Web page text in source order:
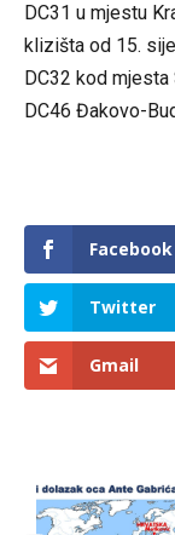
DC31 u mjestu
klizišta od 15.
DC32 kod mjesta
DC46 Đakovo-
Facebook
Twitter
Gmail